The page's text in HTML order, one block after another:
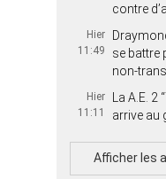
contre
Hier
11:49
se battre
non-
Hier
11:11
La A.E. 2
arrive au
Afficher les